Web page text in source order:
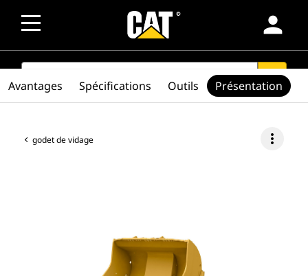
person
SEARCH search
godet de vidage more_vert
Avantages Spécifications Outils Présentation